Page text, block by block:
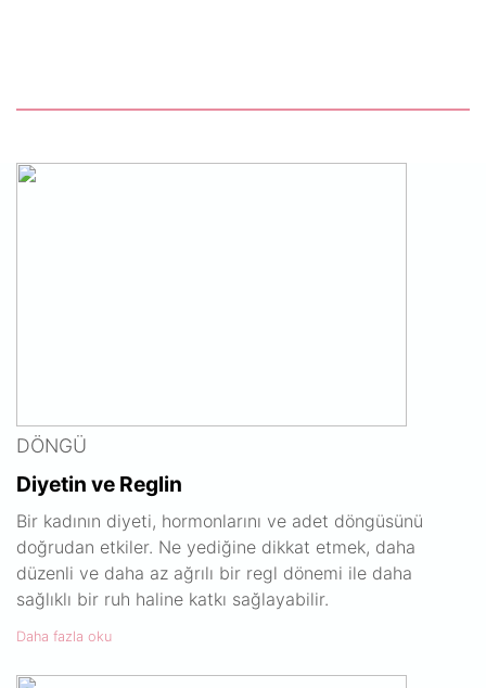
DÖNGÜ
Diyetin ve Reglin
Bir kadının diyeti, hormonlarını ve adet döngüsünü
doğrudan etkiler. Ne yediğine dikkat etmek, daha
düzenli ve daha az ağrılı bir regl dönemi ile daha
sağlıklı bir ruh haline katkı sağlayabilir.
Daha fazla oku